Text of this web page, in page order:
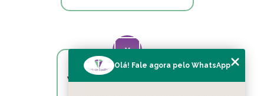
Victor Hugo Marins Mansur
Olá! Fale agora pelo WhatsApp